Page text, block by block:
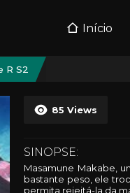
Início
R S2
85 Views
SINOPSE:
Masamune Makabe,
bastante peso, ele
permita rejeitá-la da